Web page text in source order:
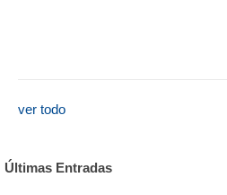
ver todo
Últimas Entradas